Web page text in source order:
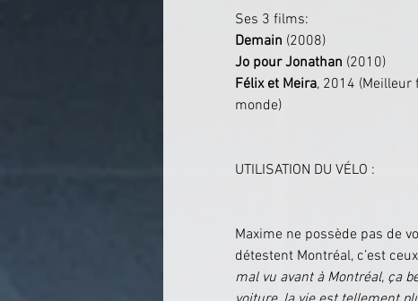
Ses 3 films:
Demain (2008)
Jo pour Jonathan (2010)
Félix et Meira, 2014
monde)
UTILISATION DU VÉLO :
Maxime ne possède pas de
détestent Montréal, c’est
mal vu avant à Montréal, ça